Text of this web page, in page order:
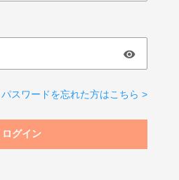
パスワードを忘れた方はこちら >
ログイン